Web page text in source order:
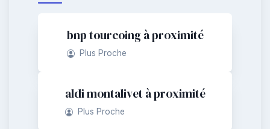
bnp tourcoing à proximité
Plus Proche
aldi montalivet à proximité
Plus Proche